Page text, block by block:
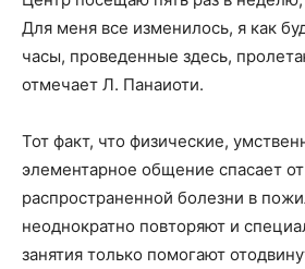
Для меня все изменилось, я как
часы, проведенные здесь,
отмечает Л. Панаиоти.
Тот факт, что физические,
элементарное общение спасает
распространенной болезни в
неоднократно повторяют и
занятия только помогают